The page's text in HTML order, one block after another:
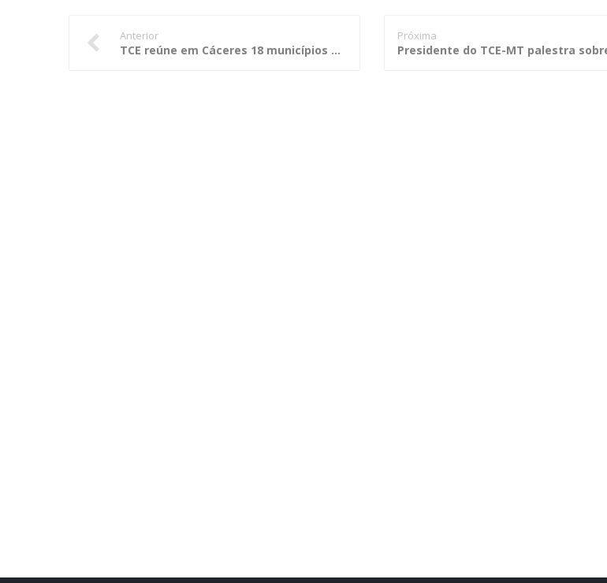
Anterior
TCE reúne em Cáceres 18 municípios para debate sobre controle e gestão pública
Próxima